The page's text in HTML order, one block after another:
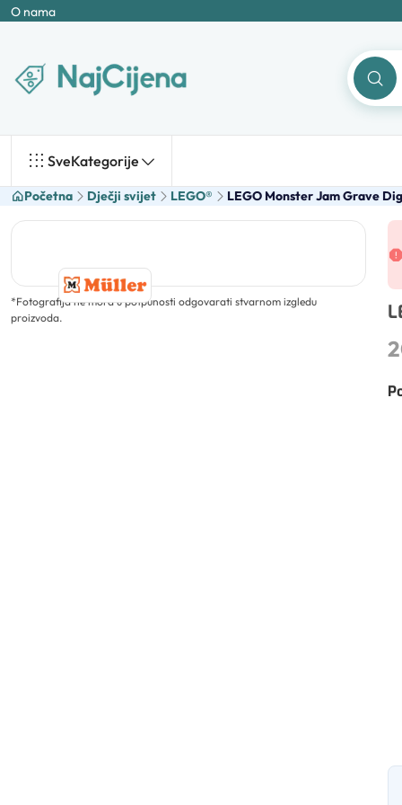
O nama
SveKategorije
Početna Dječji svijet LEGO® LEGO Monster Jam Grave
*Fotografija ne mora u potpunosti odgovarati stvarnom izgledu
proizvoda.